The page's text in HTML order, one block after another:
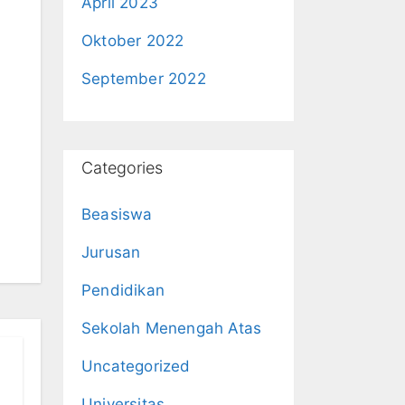
Oktober 2022
September 2022
Categories
Beasiswa
Jurusan
Pendidikan
Sekolah Menengah Atas
Uncategorized